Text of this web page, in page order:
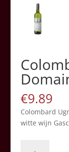
€9.89
Colombard
witte wijn